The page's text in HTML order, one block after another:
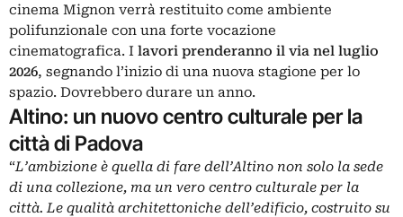
cinema Mignon verrà restituito come ambiente
polifunzionale con una forte vocazione
cinematografica. I lavori prenderanno il via nel luglio
2026, segnando l’inizio di una nuova stagione per lo
spazio. Dovrebbero durare un anno.
Altino: un nuovo centro culturale per la
città di Padova
“L’ambizione è quella di fare dell’Altino non solo la sede
di una collezione, ma un vero centro culturale per la
città. Le qualità architettoniche dell’edificio, costruito su